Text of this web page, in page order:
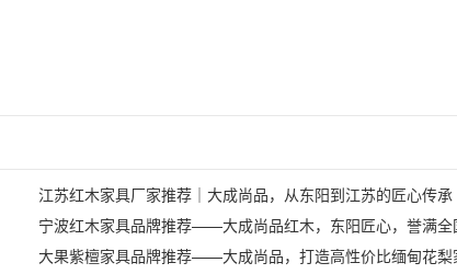
江苏红木家具厂家推荐｜大成尚品，从东阳到江苏的匠心传承
宁波红木家具品牌推荐——大成尚品红木，东阳匠心，誉满全
大果紫檀家具品牌推荐——大成尚品，打造高性价比缅甸花梨